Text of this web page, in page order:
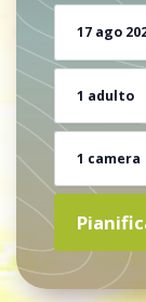
17 ago
1 adulto
1 camera